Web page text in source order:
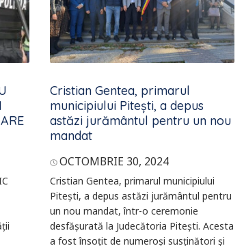
Cristian Gentea, primarul
municipiului Pitești, a depus
astăzi jurământul pentru un nou
mandat
OCTOMBRIE 30, 2024
Cristian Gentea, primarul municipiului
Pitești, a depus astăzi jurământul pentru
un nou mandat, într-o ceremonie
desfășurată la Judecătoria Pitești. Acesta
a fost însoțit de numeroși susținători și